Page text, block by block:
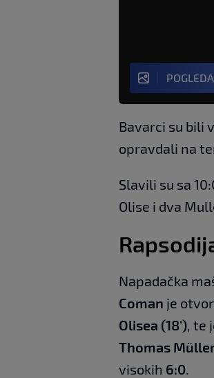
Bavarci su bili
opravdali na
Slavili su sa
Olise i dva
Napadačka
Coman je
Olisea (18') , te
Thomas
visokih 6:0